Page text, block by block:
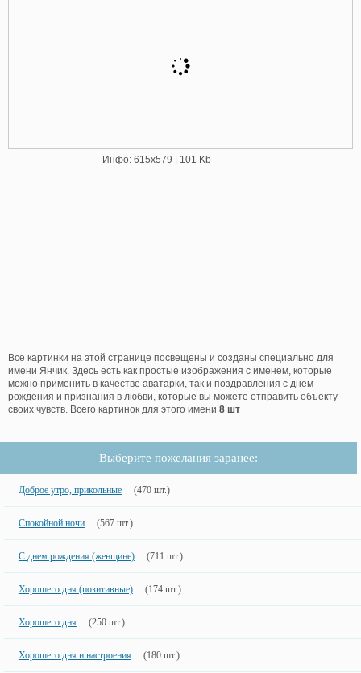
Инфо: 615х579 | 101 Kb
Все картинки на этой странице посвещены и созданы специально для
имени Янчик. Здесь есть как простые изображения с именем, которые
можно применить в качестве аватарки, так и поздравления с днем
рождения и признания в любви, которые вы можете отправить объекту
своих чувств. Всего картинок для этого имени 8 шт
Выберите пожелания заранее:
Доброе утро, прикольные (470 шт.)
Спокойной ночи (567 шт.)
С днем рождения (женщине) (711 шт.)
Хорошего дня (позитивные) (174 шт.)
Хорошего дня (250 шт.)
Хорошего дня и настроения (180 шт.)